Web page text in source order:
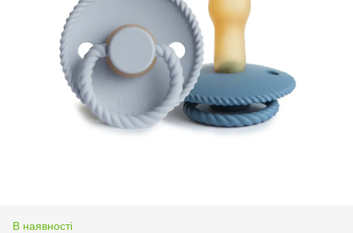
В наявності